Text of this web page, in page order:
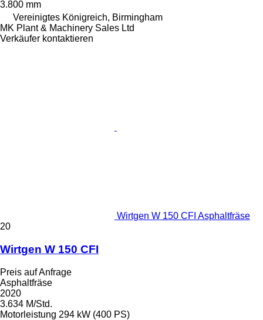
3.800 mm
Vereinigtes Königreich, Birmingham
MK Plant & Machinery Sales Ltd
Verkäufer kontaktieren
Wirtgen W 150 CFI Asphaltfräse
20
Wirtgen W 150 CFI
Preis auf Anfrage
Asphaltfräse
2020
3.634 M/Std.
Motorleistung 294 kW (400 PS)